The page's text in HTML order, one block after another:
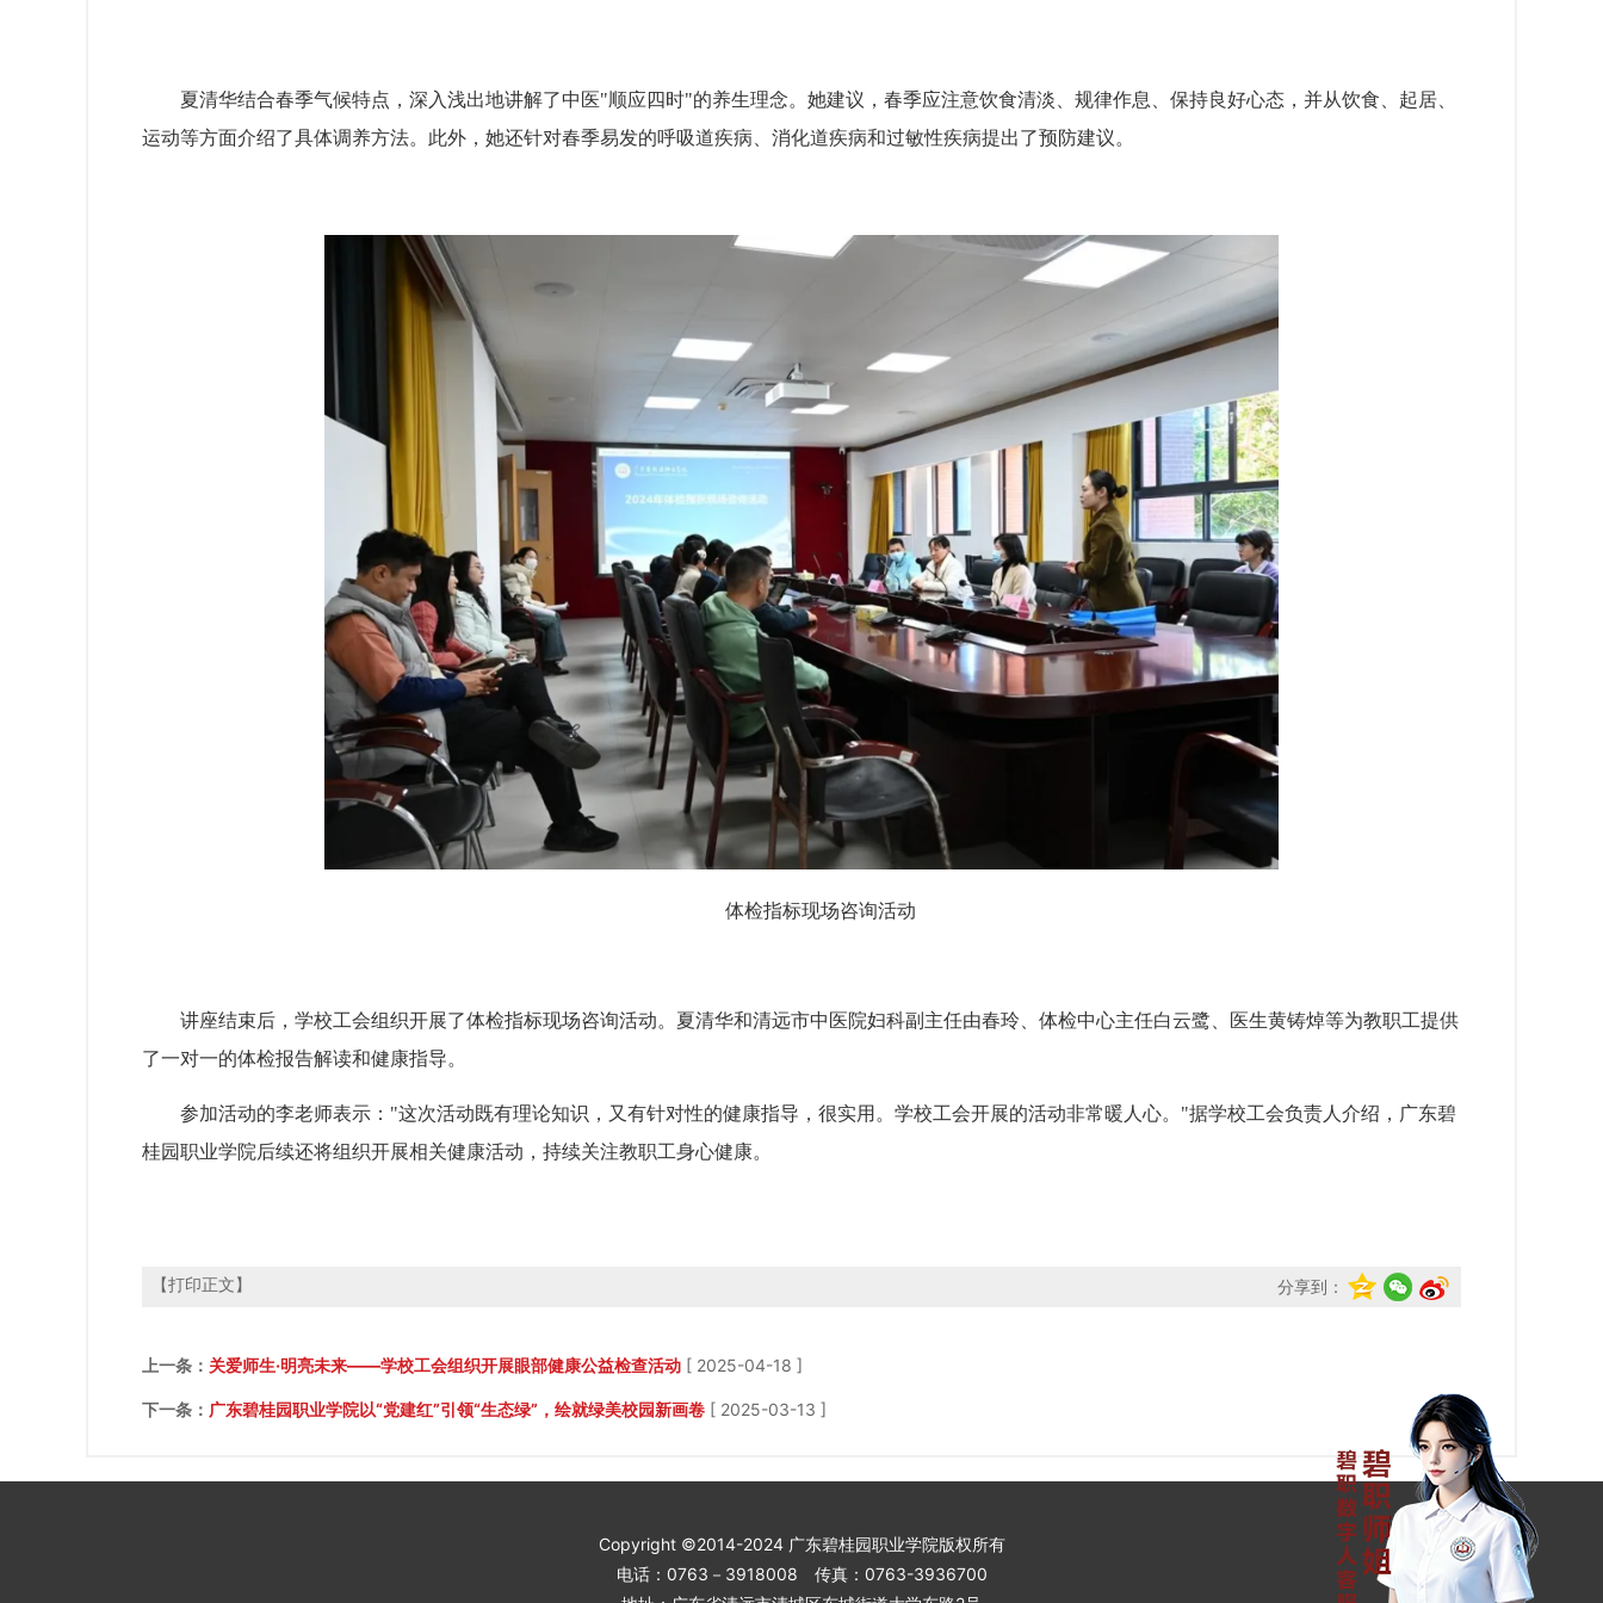
夏清华结合春季气候特点，深入浅出地讲解了中医"顺应四时"的养生理念。她建议，春季应注意饮食清淡、规律作息、保持良好心态，并从饮食、起居、
运动等方面介绍了具体调养方法。此外，她还针对春季易发的呼吸道疾病、消化道疾病和过敏性疾病提出了预防建议。
体检指标现场咨询活动
讲座结束后，学校工会组织开展了体检指标现场咨询活动。夏清华和清远市中医院妇科副主任由春玲、体检中心主任白云鹭、医生黄铸焯等为教职工提供
了一对一的体检报告解读和健康指导。
参加活动的李老师表示："这次活动既有理论知识，又有针对性的健康指导，很实用。学校工会开展的活动非常暖人心。"据学校工会负责人介绍，广东碧
桂园职业学院后续还将组织开展相关健康活动，持续关注教职工身心健康。
分享到：
【打印正文】
上一条： 关爱师生·明亮未来——学校工会组织开展眼部健康公益检查活动 [ 2025-04-18 ]
下一条： 广东碧桂园职业学院以“党建红”引领“生态绿”，绘就绿美校园新画卷 [ 2025-03-13 ]
Copyright ©2014-2024 广东碧桂园职业学院版权所有
电话：0763－3918008 传真：0763-3936700